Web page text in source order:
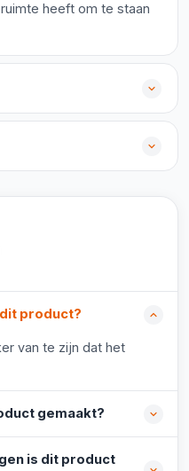
heeft om te staan
product?
van te zijn dat het
gemaakt?
is dit product